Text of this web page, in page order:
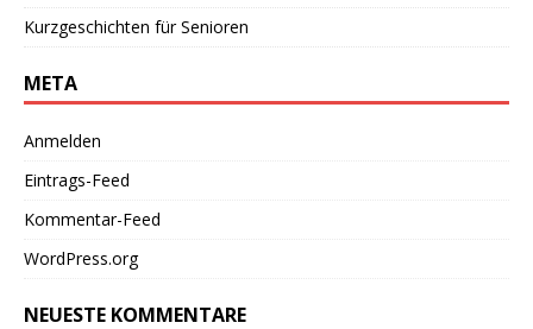
Kurzgeschichten für Senioren
META
Anmelden
Eintrags-Feed
Kommentar-Feed
WordPress.org
NEUESTE KOMMENTARE